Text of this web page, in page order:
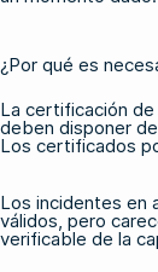
¿Por qué es
La certificación
deben disponer
Los certificados
Los incidentes en
válidos, pero
verificable de la